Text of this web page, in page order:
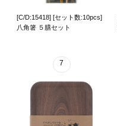
[C/D:15418] [セット数:10pcs]
八角箸 ５膳セット
7